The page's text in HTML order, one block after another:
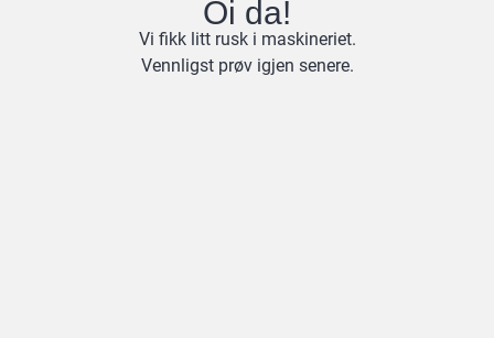
Oi da!
Vi fikk litt rusk i maskineriet.
Vennligst prøv igjen senere.